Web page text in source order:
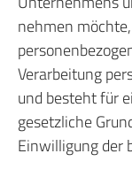
nehmen
Verarbeitung
und besteht für
gesetzliche
Einwilligung der